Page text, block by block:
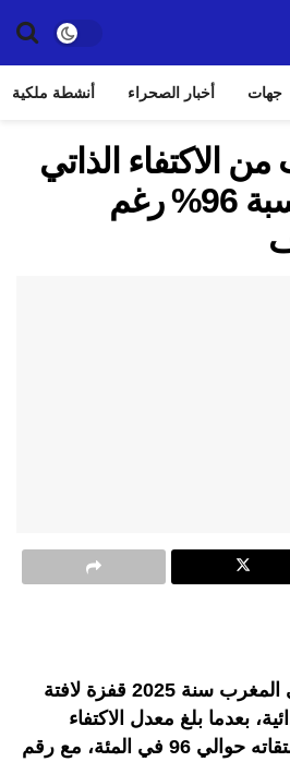
جهات أخبار الصحراء أنشطة ملكية
الاكتفاء الذاتي
في الحليب بنسبة 96% رغم
سجل قطاع الحليب في المغرب سنة 2025 قفزة لافتة
بعدما بلغ معدل الاكتفاء
الذاتي من الحليب ومشتقاته حوالي 96 في المئة، مع رقم